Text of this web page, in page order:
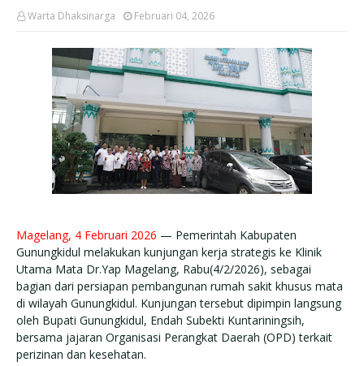
Warta Dhaksinarga Februari 04, 2026
Magelang, 4 Februari 2026 — Pemerintah Kabupaten
Gunungkidul melakukan kunjungan kerja strategis ke Klinik
Utama Mata Dr.Yap Magelang, Rabu(4/2/2026), sebagai
bagian dari persiapan pembangunan rumah sakit khusus mata
di wilayah Gunungkidul. Kunjungan tersebut dipimpin langsung
oleh Bupati Gunungkidul, Endah Subekti Kuntariningsih,
bersama jajaran Organisasi Perangkat Daerah (OPD) terkait
perizinan dan kesehatan.